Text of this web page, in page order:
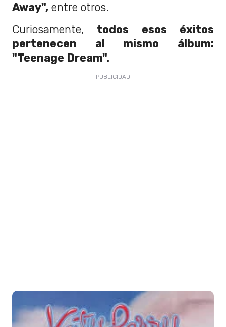
Away", entre otros.
Curiosamente, todos esos éxitos
pertenecen al mismo álbum:
"Teenage Dream".